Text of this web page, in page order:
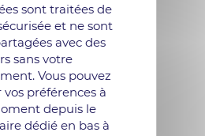
sont traitées de
et ne sont
avec des
sans votre
Vous pouvez
préférences à
depuis le
dédié en bas à